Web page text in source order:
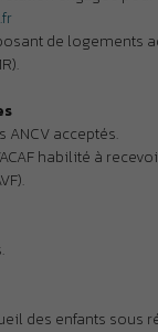
des enfants sous
de 6 ans (Décret 95-
tarifs ?